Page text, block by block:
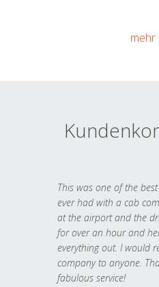
mehr
This was one of the
ever had with a cab
at the airport and the
for over an hour and
everything out. I would
company to anyone.
fabulous service!